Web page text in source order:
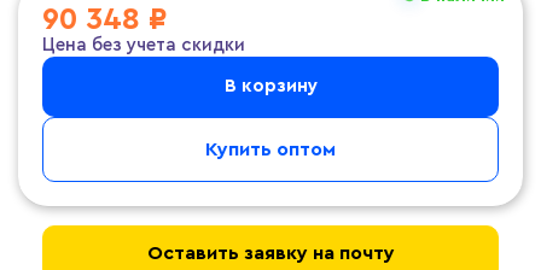
90 348 ₽
Цена без учета скидки
В корзину
Купить оптом
Оставить заявку на почту